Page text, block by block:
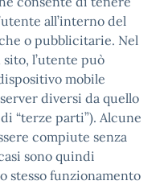
all’interno del
o pubblicitarie. Nel
l’utente può
mobile
diversi da quello
“terze parti”). Alcune
compiute senza
sono quindi
stesso funzionamento